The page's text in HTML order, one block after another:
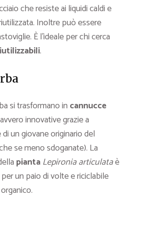
che resiste ai liquidi caldi e
Inoltre può essere
È l’ideale per chi cerca
.
si trasformano incannucce
innovative grazie a
di un giovane originario del
se meno sdoganate). La
piantaLepironia articulataè
un paio di volte e riciclabile